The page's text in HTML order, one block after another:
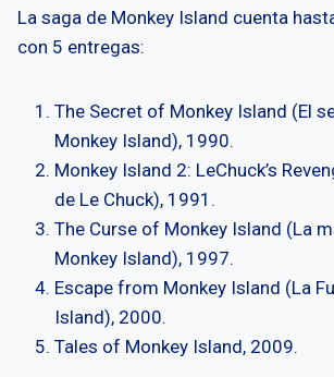
La saga de Monkey Island cuenta
con 5 entregas:
The Secret of Monkey Island (El
Monkey Island), 1990.
Monkey Island 2: LeChuck’s
de Le Chuck), 1991.
The Curse of Monkey Island (La
Monkey Island), 1997.
Escape from Monkey Island (La
Island), 2000.
Tales of Monkey Island, 2009.